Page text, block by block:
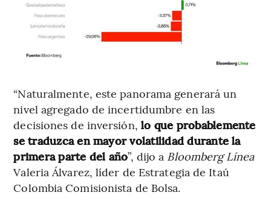
“Naturalmente, este panorama generará un
nivel agregado de incertidumbre en las
decisiones de inversión, lo que probablemente
se traduzca en mayor volatilidad durante la
primera parte del año”, dijo a Bloomberg Línea
Valeria Álvarez, líder de Estrategia de Itaú
Colombia Comisionista de Bolsa.